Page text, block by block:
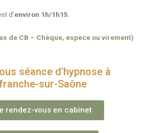
d’environ 1h/1h15
de CB – Chèque, espèce ou virement)
séance d'hypnose à
sur-Saône
rendez-vous en cabinet